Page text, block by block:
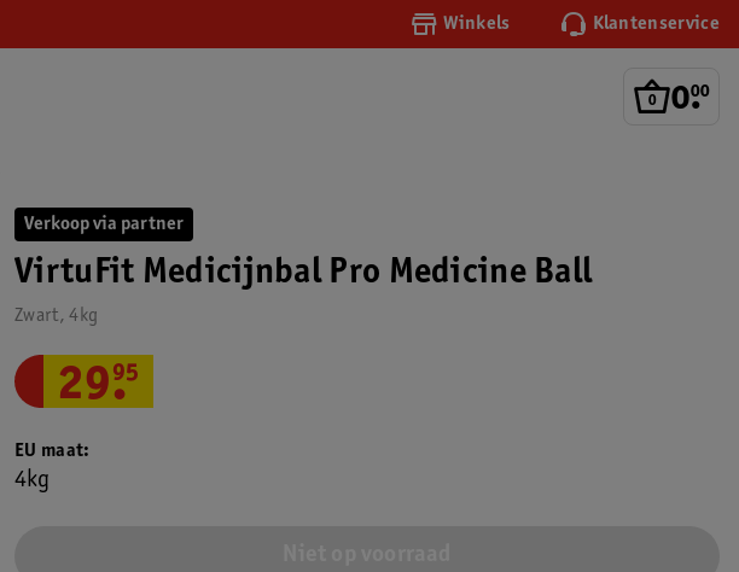
Winkels Klantenservice
0.
00
Verkoop via partner
VirtuFit Medicijnbal Pro Medicine Ball
Zwart, 4kg
29.
95
EU maat
4kg